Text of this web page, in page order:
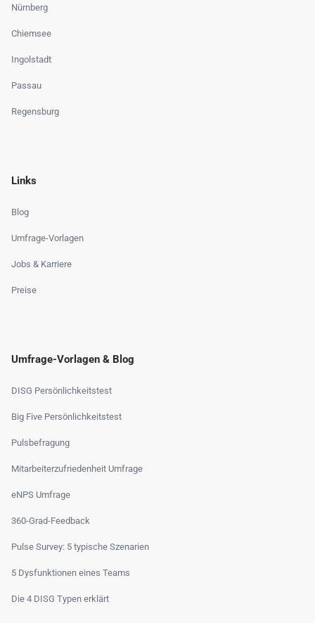
Nürnberg
Chiemsee
Ingolstadt
Passau
Regensburg
Links
Blog
Umfrage-Vorlagen
Jobs & Karriere
Preise
Umfrage-Vorlagen & Blog
DISG Persönlichkeitstest
Big Five Persönlichkeitstest
Pulsbefragung
Mitarbeiterzufriedenheit Umfrage
eNPS Umfrage
360-Grad-Feedback
Pulse Survey: 5 typische Szenarien
5 Dysfunktionen eines Teams
Die 4 DISG Typen erklärt